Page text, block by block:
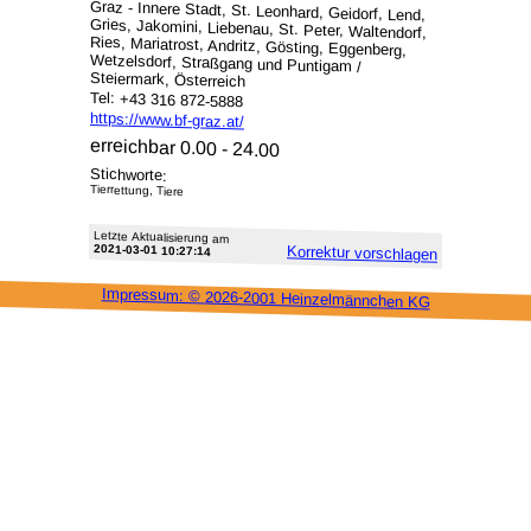
Graz - Innere Stadt, St. Leonhard, Geidorf, Lend,
Gries, Jakomini, Liebenau, St. Peter, Waltendorf,
Ries, Mariatrost, Andritz, Gösting, Eggenberg,
Wetzelsdorf, Straßgang und Puntigam /
Steiermark, Österreich
Tel: +43 316 872-5888
https://www.bf-graz.at/
erreichbar 0.00 - 24.00
Stichworte:
Tierrettung, Tiere
Letzte Aktu­alisie­rung am
2021-03-01 10:27:14 Korrektur vor­schlagen
Impressum: © 2026-2001 Heinzel­männchen KG